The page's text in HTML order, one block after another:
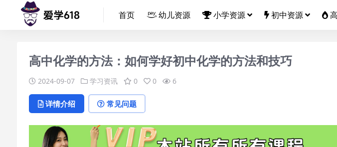
首页 幼儿资源 小学资源 初中资源
高中化学的方法：如何学好初中化学的方法和技巧
2024-09-07 学习资讯 0 0 6
详情介绍 常见问题